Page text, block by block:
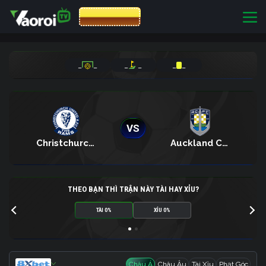
CƯỢC 8XBET
_ _
Christchurch United
VS
Auckland City
THEO BẠN THÌ TRẬN NÀY TÀI HAY XỈU?
TÀI 0% XỈU 0%
Châu Á Châu Âu Tài Xỉu Phạt Góc